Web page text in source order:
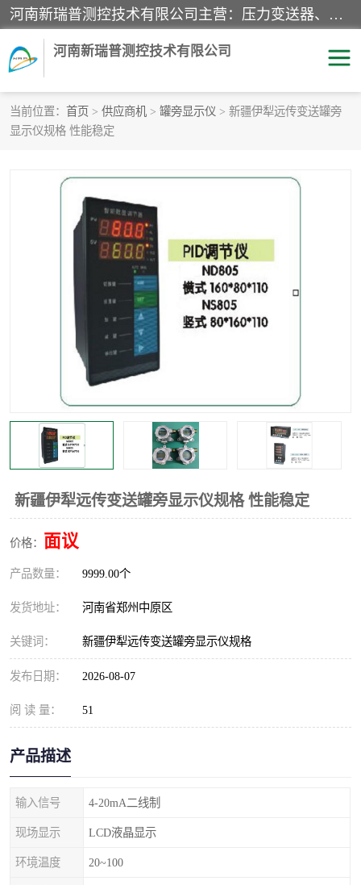
河南新瑞普测控技术有限公司主营：压力变送器、液位变送器、差压变送器、雷达料位计、电容物位计、温度显示控制仪表、电量变送器、流量计、工业自动化系统成套设备。
河南新瑞普测控技术有限公司
当前位置： 首页 > 供应商机 > 罐旁显示仪 > 新疆伊犁远传变送罐旁
显示仪规格 性能稳定
新疆伊犁远传变送罐旁显示仪规格 性能稳定
价格： 面议
产品数量： 9999.00个
发货地址： 河南省郑州中原区
关键词： 新疆伊犁远传变送罐旁显示仪规格
发布日期： 2026-08-07
阅 读 量： 51
产品描述
输入信号 4-20mA二线制
现场显示 LCD液晶显示
环境温度 20~100
霍尼韦尔压力变送器
1151/3351产品分类 精巧型压力变送器
液位变送器
标准型工业压力变送器 罐旁显示仪
差压变送器 温度传感器变送器
温度显示控制仪表